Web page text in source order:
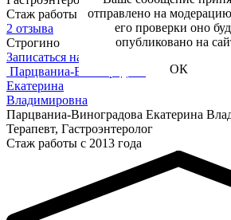
Стаж работы с 2000 года
2 отзыва
Строгино
Записаться на прием
Парцваниа-Виноградова
Екатерина
Владимировна
Парцваниа-Виноградова Екатерина
Терапевт, Гастроэнтеролог
Стаж работы с 2013 года
отправлено на
его проверки оно
опубликовано на
ОК